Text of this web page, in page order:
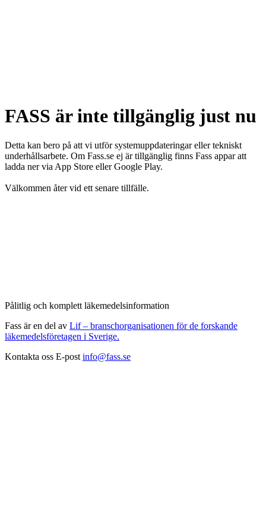
FASS är inte tillgänglig just nu
Detta kan bero på att vi utför systemuppdateringar eller tekniskt
underhållsarbete. Om Fass.se ej är tillgänglig finns Fass appar att
ladda ner via App Store eller Google Play.
Välkommen åter vid ett senare tillfälle.
Pålitlig och komplett läkemedelsinformation
Fass är en del av Lif – branschorganisationen för de forskande
läkemedelsföretagen i Sverige.
Kontakta oss E-post info@fass.se